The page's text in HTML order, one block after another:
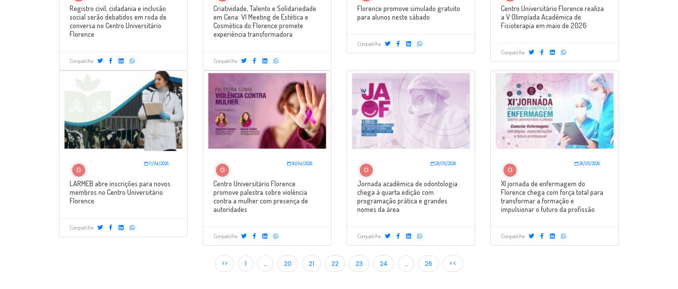
Registro civil, cidadania e inclusão
social serão debatidos em roda de
conversa no Centro Universitário
Florence
Compartilhe
Criatividade, Talento e Solidariedade
em Cena: VI Meeting de Estética e
Cosmética do Florence promete
experiência transformadora
Compartilhe
Florence promove simulado gratuito
para alunos neste sábado
Compartilhe
Centro Universitário Florence realiza
a V Olimpíada Acadêmica de
Fisioterapia em maio de 2026
Compartilhe
G
11/04/2026
LARMEB abre inscrições para novos
membros no Centro Universitário
Florence
Compartilhe
G
30/04/2026
Centro Universitário Florence
promove palestra sobre violência
contra a mulher com presença de
autoridades
Compartilhe
G
28/05/2026
Jornada acadêmica de odontologia
chega à quarta edição com
programação prática e grandes
nomes da área
Compartilhe
G
26/05/2026
XI jornada de enfermagem do
Florence chega com força total para
transformar a formação e
impulsionar o futuro da profissão
Compartilhe
>> 1 … 20 21 22 23 24 … 26 <<